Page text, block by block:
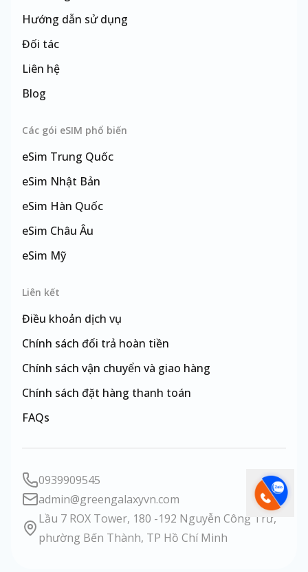
Hướng dẫn sử dụng
Đối tác
Liên hệ
Blog
Các gói eSIM phổ biến
eSim Trung Quốc
eSim Nhật Bản
eSim Hàn Quốc
eSim Châu Âu
eSim Mỹ
Liên kết
Điều khoản dịch vụ
Chính sách đổi trả hoàn tiền
Chính sách vận chuyển và giao hàng
Chính sách đặt hàng thanh toán
FAQs
Lầu 7 ROX Tower, 180 -192 Nguyễn Công Trứ,
phường Bến Thành, TP Hồ Chí Minh
admin@greengalaxyvn.com
0939909545